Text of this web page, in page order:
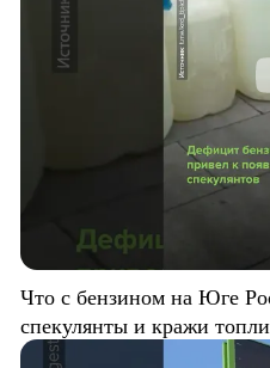
Что с бензином на Юге
спекулянты и кражи